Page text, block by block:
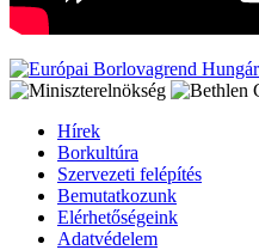
Hírek
Borkultúra
Szervezeti felépítés
Bemutatkozunk
Elérhetőségeink
Adatvédelem